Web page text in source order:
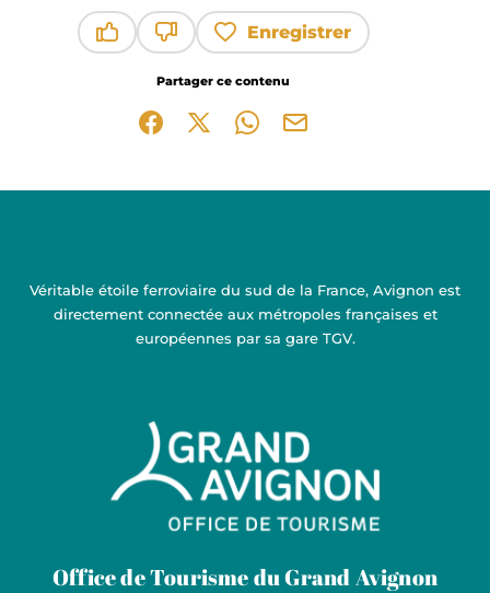
Enregistrer
Partager ce contenu
Partager sur Facebook (nouvelle fenêtre)
Partager sur X / Twitter (nouvelle
Partager sur WhatsApp
Partager par mail
Véritable étoile ferroviaire du sud de la France, Avignon est
directement connectée aux métropoles françaises et
européennes par sa gare TGV.
Grand Avignon Tourisme
Office de Tourisme du Grand Avignon